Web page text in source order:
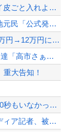
【警告】社会人「スムージーにキウイ皮ごと入れよ。これ美容にいいんだよね〜」→ 結...
中国「大洪水！」中国ダム「決壊」地元民「公式発表より死者多い！」中国政府「住民拘...
住民「ﾏﾝｼｮﾝｵｰﾅｰが変わって家賃が8万円→12万円にすると言われた、とても...
【ひろゆき他】Xのインフルエンサー達「高市さぁ、為替介入で我々の税金11兆円が消...
重大告知！
【悲報】高市総理、避難所の挨拶に10秒もいなかったと被災者から暴露されるｗｗｗｗ...
日本製紙の記者会見に出席した某メディア記者、被害者の個人情報を執拗に聞き出そうと...